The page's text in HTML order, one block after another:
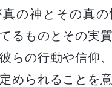
真の神とその真
るものとその実
らの行動や信仰
められることを